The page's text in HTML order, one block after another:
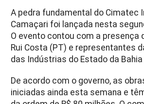
A pedra fundamental do Cimatec
Camaçari foi lançada nesta
O evento contou com a presença
Rui Costa (PT) e representantes
das Indústrias do Estado da Bahia
De acordo com o governo, as
iniciadas ainda esta semana e